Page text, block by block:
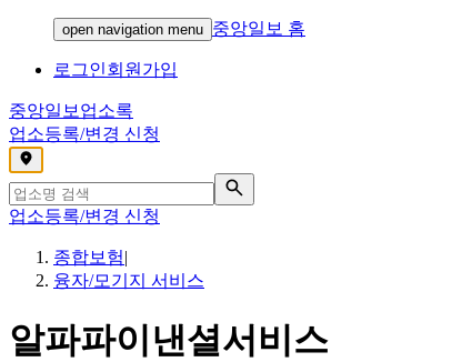
open navigation menu 중앙일보 홈
로그인회원가입
중앙일보 업소록
업소등록/변경 신청
,
업소등록/변경 신청
종합보험|
융자/모기지 서비스
알파파이낸셜서비스